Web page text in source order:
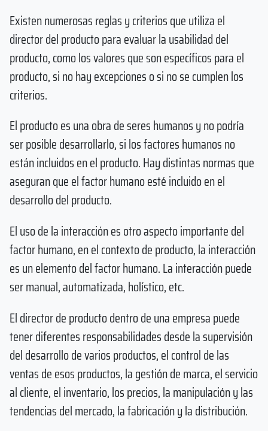
Existen numerosas reglas y criterios que utiliza el
director del producto para evaluar la usabilidad del
producto, como los valores que son específicos para el
producto, si no hay excepciones o si no se cumplen los
criterios.
El producto es una obra de seres humanos y no podría
ser posible desarrollarlo, si los factores humanos no
están incluidos en el producto. Hay distintas normas que
aseguran que el factor humano esté incluido en el
desarrollo del producto.
El uso de la interacción es otro aspecto importante del
factor humano, en el contexto de producto, la interacción
es un elemento del factor humano. La interacción puede
ser manual, automatizada, holístico, etc.
El director de producto dentro de una empresa puede
tener diferentes responsabilidades desde la supervisión
del desarrollo de varios productos, el control de las
ventas de esos productos, la gestión de marca, el servicio
al cliente, el inventario, los precios, la manipulación y las
tendencias del mercado, la fabricación y la distribución.